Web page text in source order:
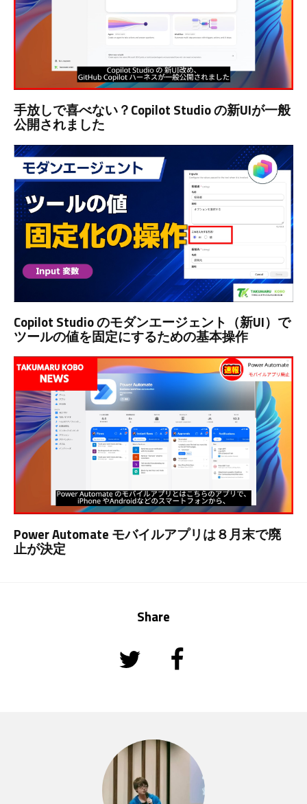
手放しで喜べない？Copilot Studio の新UIが一般
公開されました
Copilot Studio のモダンエージェント（新UI）で
ツールの値を固定にするための基本操作
Power Automate モバイルアプリは８月末で廃
止が決定
Share